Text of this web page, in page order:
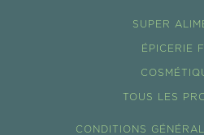
SUPER
ÉPICERIE
TOUS LES
CONDITIONS